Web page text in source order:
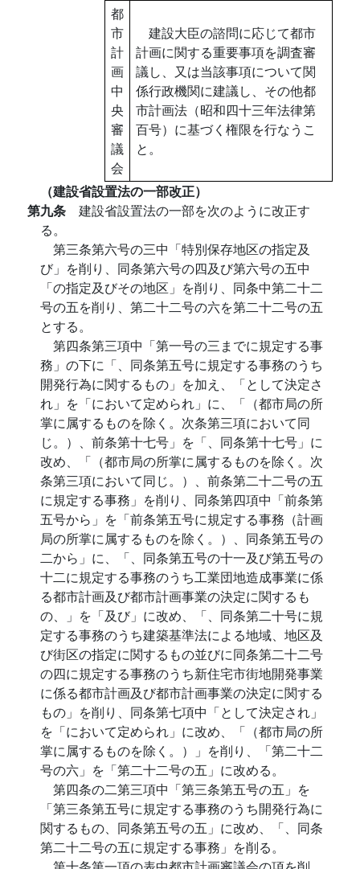
都
市
計
画
中
央
審
議
会
建設大臣の諮問に応じて都市
計画に関する重要事項を調査審
議し、又は当該事項について関
係行政機関に建議し、その他都
市計画法（昭和四十三年法律第
百号）に基づく権限を行なうこ
と。
（建設省設置法の一部改正）
第九条 建設省設置法の一部を次のように改正す
る。
第三条第六号の三中「特別保存地区の指定及
び」を削り、同条第六号の四及び第六号の五中
「の指定及びその地区」を削り、同条中第二十二
号の五を削り、第二十二号の六を第二十二号の五
とする。
第四条第三項中「第一号の三までに規定する事
務」の下に「、同条第五号に規定する事務のうち
開発行為に関するもの」を加え、「として決定さ
れ」を「において定められ」に、「（都市局の所
掌に属するものを除く。次条第三項において同
じ。）、前条第十七号」を「、同条第十七号」に
改め、「（都市局の所掌に属するものを除く。次
条第三項において同じ。）、前条第二十二号の五
に規定する事務」を削り、同条第四項中「前条第
五号から」を「前条第五号に規定する事務（計画
局の所掌に属するものを除く。）、同条第五号の
二から」に、「、同条第五号の十一及び第五号の
十二に規定する事務のうち工業団地造成事業に係
る都市計画及び都市計画事業の決定に関するも
の、」を「及び」に改め、「、同条第二十号に規
定する事務のうち建築基準法による地域、地区及
び街区の指定に関するもの並びに同条第二十二号
の四に規定する事務のうち新住宅市街地開発事業
に係る都市計画及び都市計画事業の決定に関する
もの」を削り、同条第七項中「として決定され」
を「において定められ」に改め、「（都市局の所
掌に属するものを除く。）」を削り、「第二十二
号の六」を「第二十二号の五」に改める。
第四条の二第三項中「第三条第五号の五」を
「第三条第五号に規定する事務のうち開発行為に
関するもの、同条第五号の五」に改め、「、同条
第二十二号の五に規定する事務」を削る。